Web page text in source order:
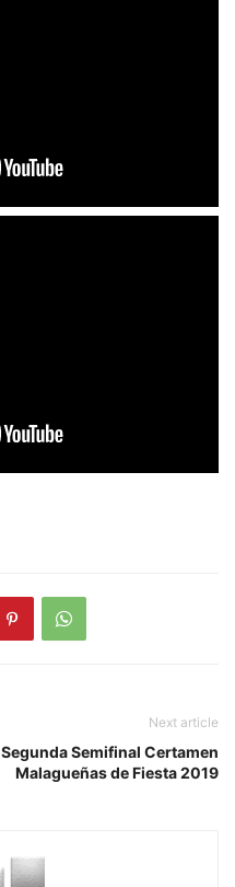
Next article
Segunda Semifinal Certamen
Malagueñas de Fiesta 2019